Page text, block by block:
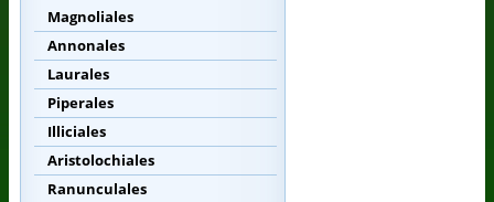
Magnoliales
Annonales
Laurales
Piperales
Illiciales
Aristolochiales
Ranunculales